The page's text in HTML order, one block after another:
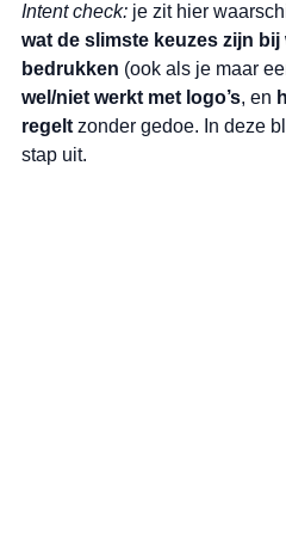
Intent check: je zit hier
wat de slimste keuzes zijn
bedrukken (ook als je maar
wel/niet werkt met logo’s, en
regelt zonder gedoe. In deze
stap uit.